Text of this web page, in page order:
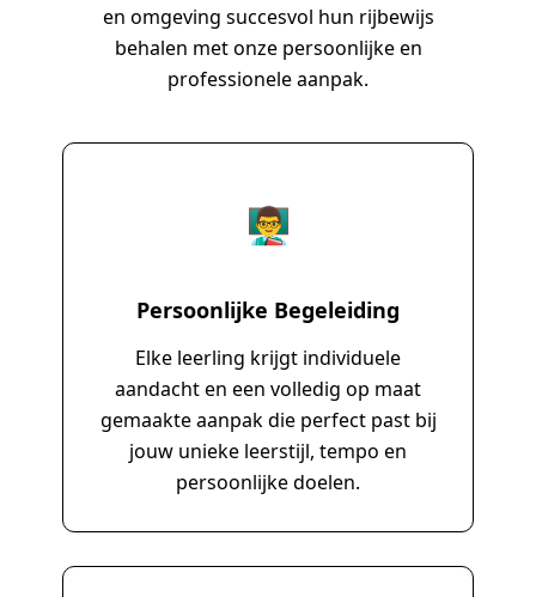
en omgeving succesvol hun rijbewijs
behalen met onze persoonlijke en
professionele aanpak.
👨‍🏫
Persoonlijke Begeleiding
Elke leerling krijgt individuele
aandacht en een volledig op maat
gemaakte aanpak die perfect past bij
jouw unieke leerstijl, tempo en
persoonlijke doelen.